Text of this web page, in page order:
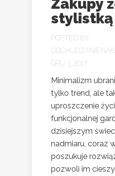
Zakupy
stylistką
POSTED BY
GRU 3, 2017
Minimalizm
tylko trend, ale
uproszczenie
funkcjonalnej
dzisiejszym
nadmiaru, coraz
poszukuje
pozwoli im